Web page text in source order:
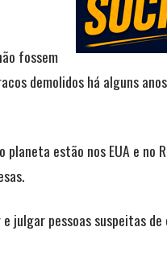
fossem
demolidos há alguns
estão nos EUA e no
julgar pessoas suspeitas